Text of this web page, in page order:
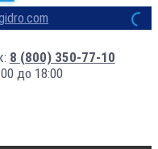
8 (800) 350-77-10
до 18:00